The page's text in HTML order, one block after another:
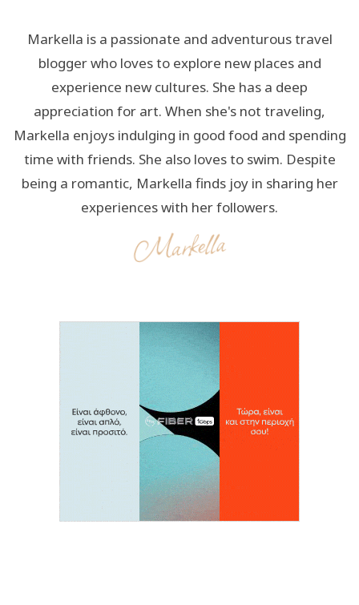
Markella is a passionate and adventurous travel
blogger who loves to explore new places and
experience new cultures. She has a deep
appreciation for art. When she's not traveling,
Markella enjoys indulging in good food and spending
time with friends. She also loves to swim. Despite
being a romantic, Markella finds joy in sharing her
experiences with her followers.